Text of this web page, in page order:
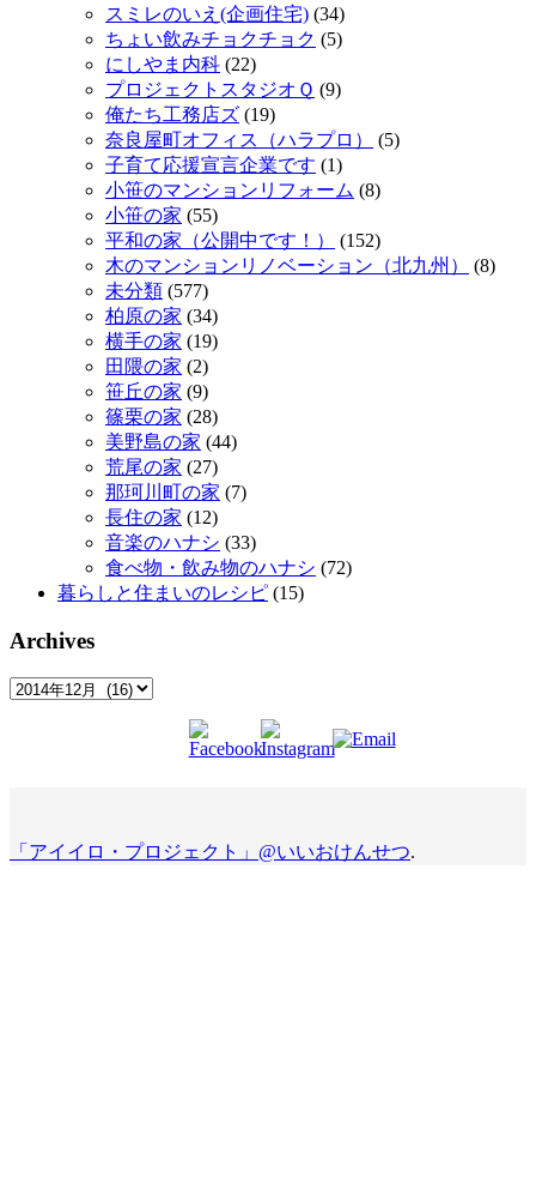
スミレのいえ(企画住宅) (34)
ちょい飲みチョクチョク (5)
にしやま内科 (22)
プロジェクトスタジオＱ (9)
俺たち工務店ズ (19)
奈良屋町オフィス（ハラプロ）
(5)
子育て応援宣言企業です (1)
小笹のマンションリフォーム (8)
小笹の家 (55)
平和の家（公開中です！）
(152)
木のマンションリノベーション（北九州）
(8)
未分類 (577)
柏原の家 (34)
横手の家 (19)
田隈の家 (2)
笹丘の家 (9)
篠栗の家 (28)
美野島の家 (44)
荒尾の家 (27)
那珂川町の家 (7)
長住の家 (12)
音楽のハナシ (33)
食べ物・飲み物のハナシ (72)
暮らしと住まいのレシピ (15)
Archives
Archives
「アイイロ・プロジェクト」@いいおけんせつ.